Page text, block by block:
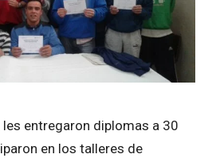
entregaron diplomas a 30
en los talleres de